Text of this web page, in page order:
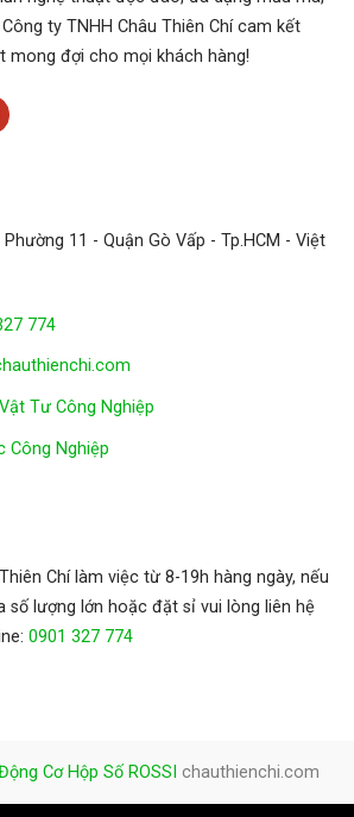
ty TNHH Châu Thiên Chí cam kết
mong đợi cho mọi khách hàng!
11 - Quận Gò Vấp - Tp.HCM - Việt
774
Tư Công Nghiệp
Công Nghiệp
Chí làm việc từ 8-19h hàng ngày, nếu
số lượng lớn hoặc đặt sỉ vui lòng liên hệ
0901 327 774
Cơ Hộp Số ROSSI chauthienchi.com